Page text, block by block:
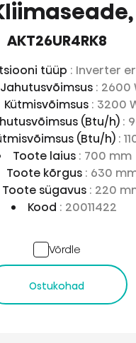
AKT26UR4RK8
tüüp : Inverter
Jahutusvõimsus : 2600
Kütmisvõimsus : 3200
(Btu/h) :
(Btu/h) :
Toote laius : 700 mm
Toote kõrgus : 630
Toote sügavus : 220
Kood : 20011422
Võrdle
Ostukohad